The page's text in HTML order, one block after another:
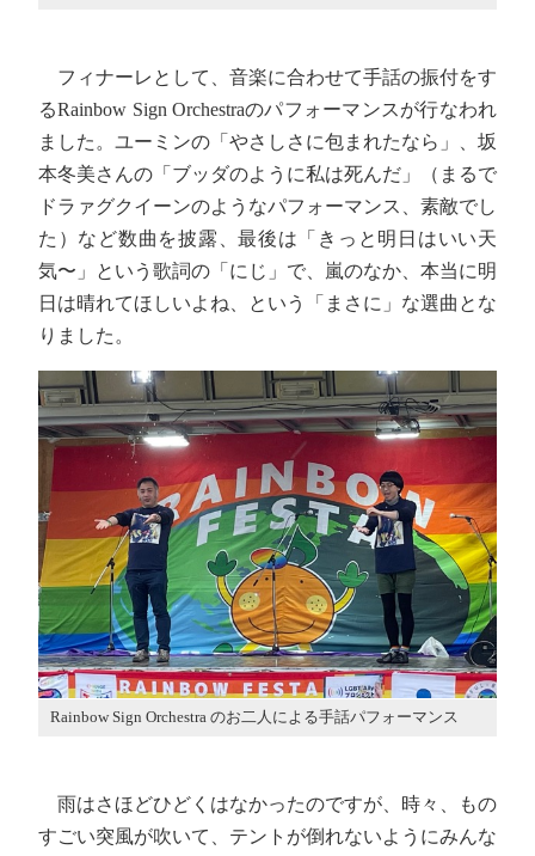
フィナーレとして、音楽に合わせて手話の振付をす
るRainbow Sign Orchestraのパフォーマンスが行なわれ
ました。ユーミンの「やさしさに包まれたなら」、坂
本冬美さんの「ブッダのように私は死んだ」（まるで
ドラァグクイーンのようなパフォーマンス、素敵でし
た）など数曲を披露、最後は「きっと明日はいい天
気〜」という歌詞の「にじ」で、嵐のなか、本当に明
日は晴れてほしいよね、という「まさに」な選曲とな
りました。
Rainbow Sign Orchestra のお二人による手話パフォーマンス
雨はさほどひどくはなかったのですが、時々、もの
すごい突風が吹いて、テントが倒れないようにみんな